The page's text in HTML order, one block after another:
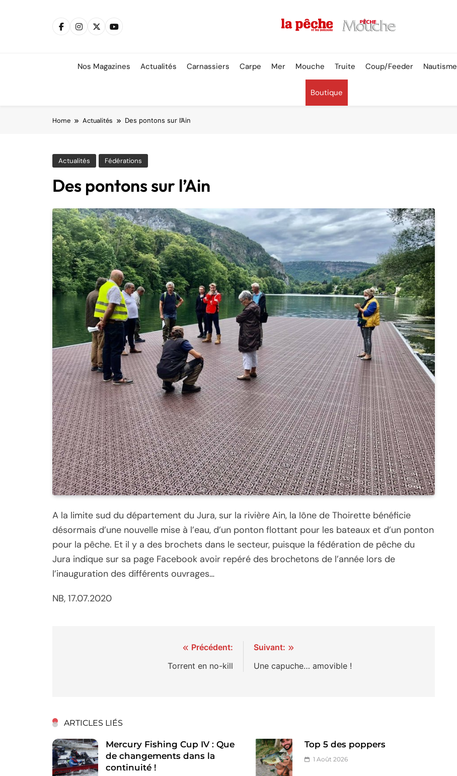
Nos Magazines Actualités Carnassiers Carpe Mer Mouche Truite Coup/Feeder Nautisme
Boutique
Home Actualités Des pontons sur l’Ain
Actualités Fédérations
Des pontons sur l’Ain
A la limite sud du département du Jura, sur la rivière Ain, la Iône de Thoirette bénéficie
désormais d’une nouvelle mise à l’eau, d’un ponton flottant pour les bateaux et d’un ponton
pour la pêche. Et il y a des brochets dans le secteur, puisque la fédération de pêche du
Jura indique sur sa page Facebook avoir repéré des brochetons de l’année lors de
l’inauguration des différents ouvrages…
NB, 17.07.2020
Précédent:
Torrent en no-kill
Suivant:
Une capuche… amovible !
ARTICLES LIÉS
Mercury Fishing Cup IV : Que
de changements dans la
continuité !
Top 5 des poppers
1 Août 2026